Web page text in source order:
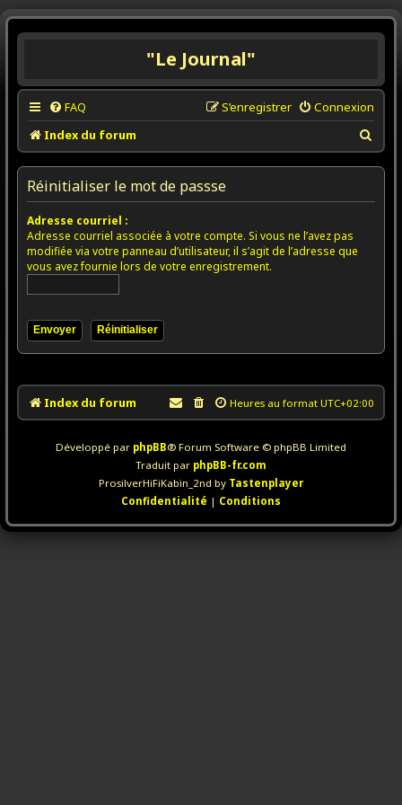
"Le Journal"
FAQ Connexion
S’enregistrer
Index du forum
e
h
Réinitialiser le mot de passse
Adresse courriel :
Adresse courriel associée à votre compte. Si vous ne l’avez pas
modifiée via votre panneau d’utilisateur, il s’agit de l’adresse que
vous avez fournie lors de votre enregistrement.
Index du forum Heures au format UTC+02:00
Développé par phpBB® Forum Software © phpBB Limited
Traduit par phpBB-fr.com
ProsilverHiFiKabin_2nd by Tastenplayer
Confidentialité | Conditions